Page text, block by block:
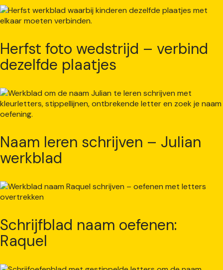
Herfst foto wedstrijd – verbind
dezelfde plaatjes
Naam leren schrijven – Julian
werkblad
Schrijfblad naam oefenen:
Raquel